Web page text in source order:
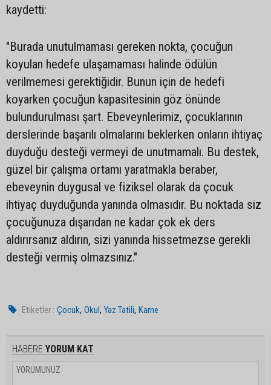
kaydetti:
"Burada unutulmaması gereken nokta, çocuğun
koyulan hedefe ulaşamaması halinde ödülün
verilmemesi gerektiğidir. Bunun için de hedefi
koyarken çocuğun kapasitesinin göz önünde
bulundurulması şart. Ebeveynlerimiz, çocuklarının
derslerinde başarılı olmalarını beklerken onların ihtiyaç
duyduğu desteği vermeyi de unutmamalı. Bu destek,
güzel bir çalışma ortamı yaratmakla beraber,
ebeveynin duygusal ve fiziksel olarak da çocuk
ihtiyaç duyduğunda yanında olmasıdır. Bu noktada siz
çocuğunuza dışarıdan ne kadar çok ek ders
aldırırsanız aldırın, sizi yanında hissetmezse gerekli
desteği vermiş olmazsınız."
Etiketler : Çocuk,Okul,Yaz Tatili,Karne
HABERE YORUM KAT